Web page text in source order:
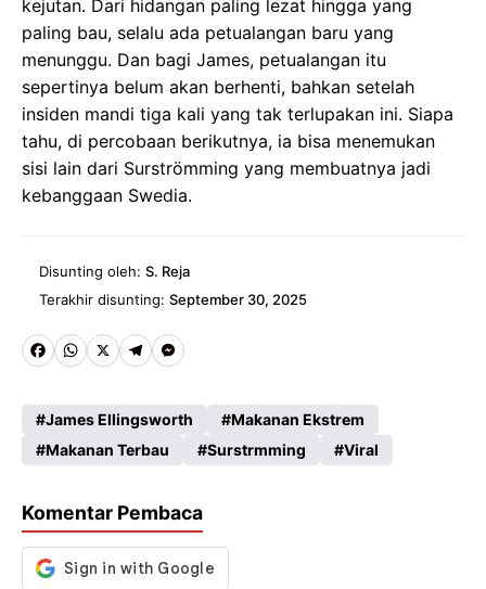
kejutan. Dari hidangan paling lezat hingga yang
paling bau, selalu ada petualangan baru yang
menunggu. Dan bagi James, petualangan itu
sepertinya belum akan berhenti, bahkan setelah
insiden mandi tiga kali yang tak terlupakan ini. Siapa
tahu, di percobaan berikutnya, ia bisa menemukan
sisi lain dari Surströmming yang membuatnya jadi
kebanggaan Swedia.
Disunting oleh: S. Reja
Terakhir disunting: September 30, 2025
Fa
b
o
k
W
ts
A
p
X
Te
gr
a
M
se
n
er
James Ellingsworth
Makanan Ekstrem
Makanan Terbau
Surstrmming Viral
Komentar Pembaca